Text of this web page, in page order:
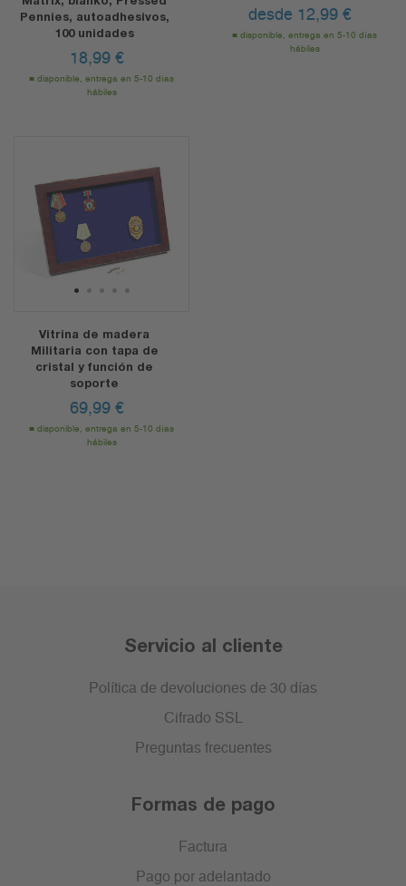
Pennies, autoadhesivos,
100 unidades
18,99 €
disponible, entrega en 5-10 días
hábiles
desde 12,99 €
disponible, entrega en 5-10 días
hábiles
1 2 3 4 5
Vitrina de madera
Militaria con tapa de
cristal y función de
soporte
69,99 €
disponible, entrega en 5-10 días
hábiles
Servicio al cliente
Política de devoluciones de 30 días
Cifrado SSL
Preguntas frecuentes
Formas de pago
Factura
Pago por adelantado